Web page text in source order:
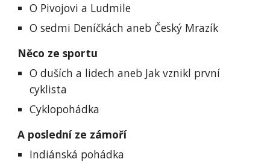
O Pivojovi a Ludmile
O sedmi Deníčkách aneb Český Mrazík
Něco ze sportu
O duších a lidech aneb Jak vznikl první
cyklista
Cyklopohádka
A poslední ze zámoří
Indiánská pohádka